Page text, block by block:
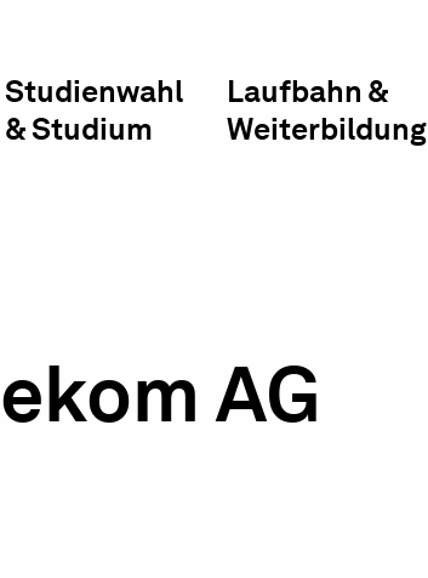
Studienwahl
& Studium
Laufbahn &
Weiterbildung
AG